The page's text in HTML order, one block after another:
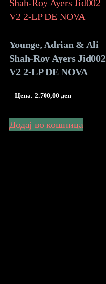
Younge, Adrian & Ali
Shah-Roy Ayers Jid002
V2 2-LP DE NOVA
Цена: 2.700,00 ден
Додај во кошница